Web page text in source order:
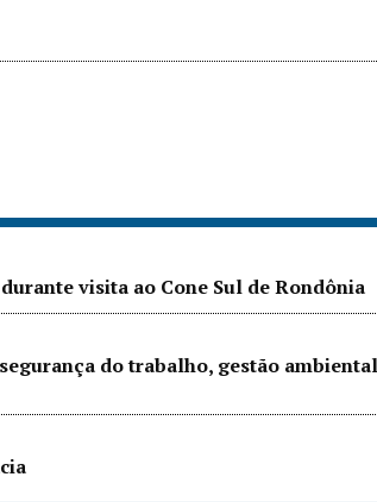
visita ao Cone Sul de Rondônia
do trabalho, gestão ambiental